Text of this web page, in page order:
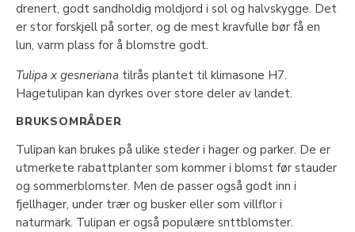
drenert, godt sandholdig moldjord i sol og halvskygge. Det
er stor forskjell på sorter, og de mest kravfulle bør få en
lun, varm plass for å blomstre godt.
Tulipa x gesneriana tilrås plantet til klimasone H7.
Hagetulipan kan dyrkes over store deler av landet.
BRUKSOMRÅDER
Tulipan kan brukes på ulike steder i hager og parker. De er
utmerkete rabattplanter som kommer i blomst før stauder
og sommerblomster. Men de passer også godt inn i
fjellhager, under trær og busker eller som villflor i
naturmark. Tulipan er også populære snttblomster.